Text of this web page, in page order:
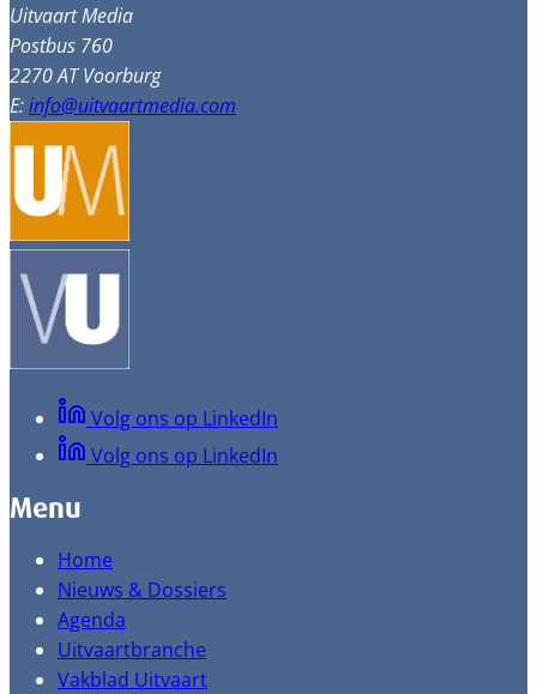
Uitvaart Media
Postbus 760
2270 AT Voorburg
E:info@uitvaartmedia.com
Volg ons op LinkedIn
Volg ons op LinkedIn
Menu
Home
Nieuws & Dossiers
Agenda
Uitvaartbranche
Vakblad Uitvaart